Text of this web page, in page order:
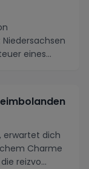
eines
erwartet dich
Charme
reizvo...